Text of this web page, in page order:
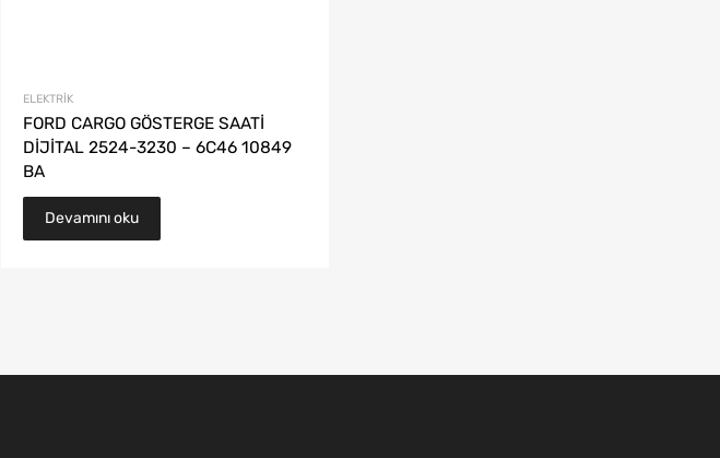
ELEKTRIK
FORD CARGO GÖSTERGE SAATİ
DİJİTAL 2524-3230 – 6C46 10849
BA
Devamını oku